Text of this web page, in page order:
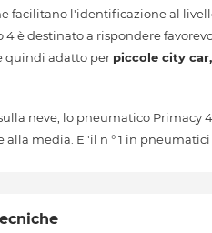
facilitano l'identificazione al
è destinato a rispondere
quindi adatto per piccole city
neve, lo pneumatico Primacy
alla media. E 'il n ° 1 in